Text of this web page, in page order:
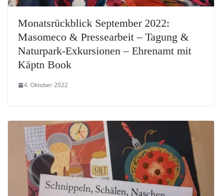
Monatsrückblick September 2022:
Masomeco & Pressearbeit – Tagung &
Naturpark-Exkursionen – Ehrenamt mit
Käptn Book
4. Oktober 2022